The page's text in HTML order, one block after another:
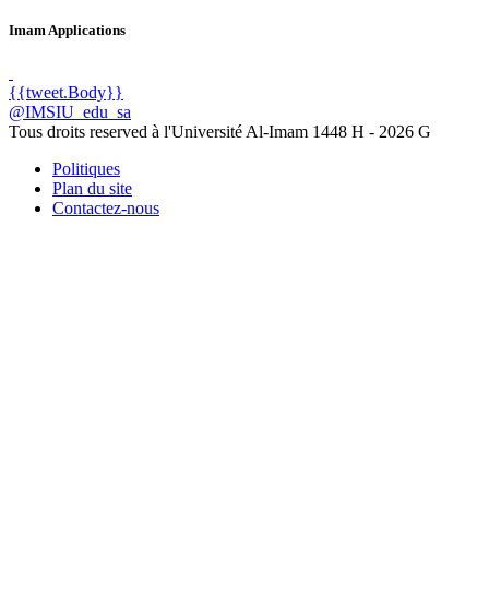
Imam Applications
{{tweet.Body}}
@IMSIU_edu_sa
Tous droits reserved à l'Université Al-Imam 1448 H - 2026 G
Politiques
Plan du site
Contactez-nous